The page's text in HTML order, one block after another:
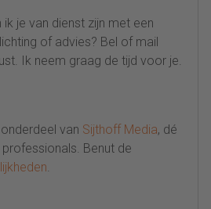
ik je van dienst zijn met een
of advies? Bel of mail
Ik neem graag de tijd voor je.
van Sijthoff Media, dé
Benut de
.